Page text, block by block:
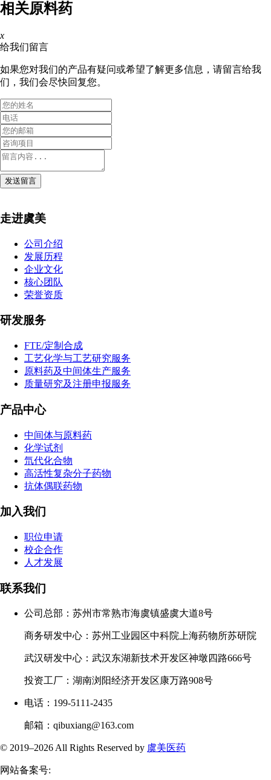
相关原料药
x
给我们留言
如果您对我们的产品有疑问或希望了解更多信息，请留言给我
们，我们会尽快回复您。
发送留言
走进虞美
公司介绍
发展历程
企业文化
核心团队
荣誉资质
研发服务
FTE/定制合成
工艺化学与工艺研究服务
原料药及中间体生产服务
质量研究及注册申报服务
产品中心
中间体与原料药
化学试剂
氘代化合物
高活性复杂分子药物
抗体偶联药物
加入我们
职位申请
校企合作
人才发展
联系我们
公司总部：苏州市常熟市海虞镇盛虞大道8号
商务研发中心：苏州工业园区中科院上海药物所苏研院
武汉研发中心：武汉东湖新技术开发区神墩四路666号
投资工厂：湖南浏阳经济开发区康万路908号
电话：199-5111-2435
邮箱：qibuxiang@163.com
© 2019–2026 All Rights Reserved by 虞美医药
网站备案号: